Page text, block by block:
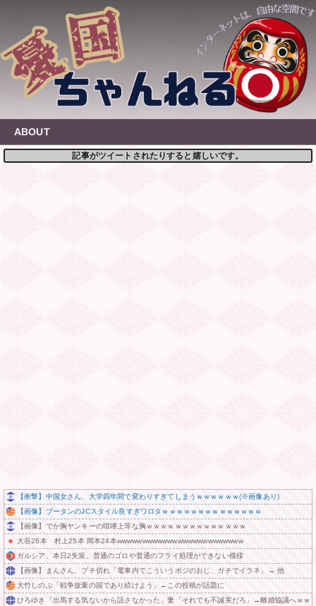
content
ABOUT
記事がツイートされたりすると嬉しいです。
【衝撃】中国女さん、大学四年間で変わりすぎてしまうｗｗｗｗｗｗ(※画像あり)
【画像】ブータンのJCスタイル良すぎワロタｗｗｗｗｗｗｗｗｗｗｗｗｗｗ
【画像】でか胸ヤンキーの喧嘩上等な胸ｗｗｗｗｗｗｗｗｗｗｗｗｗｗ
大谷26本 村上25本 岡本24本wwwwwwwwwwwwwwwwwwwwwwwww
ガルシア、本日2失策。普通のゴロや普通のフライ処理ができない模様
【画像】まんさん、ブチ切れ「電車内でこういうポジのおじ、ガチでイラネ」→ 他
大竹しのぶ「戦争放棄の国であり続けよう」←この投稿が話題に
ひろゆき「出馬する気ないから話さなかった」妻「それでも不誠実だろ」→離婚協議へｗｗ